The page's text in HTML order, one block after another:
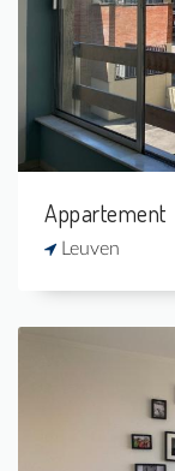
Appartement
Leuven